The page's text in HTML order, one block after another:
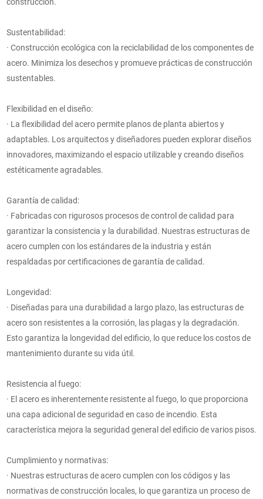
Sustentabilidad:
· Construcción ecológica con la reciclabilidad de los componentes de
acero. Minimiza los desechos y promueve prácticas de construcción
sustentables.
Flexibilidad en el diseño:
· La flexibilidad del acero permite planos de planta abiertos y
adaptables. Los arquitectos y diseñadores pueden explorar diseños
innovadores, maximizando el espacio utilizable y creando diseños
estéticamente agradables.
Garantía de calidad:
· Fabricadas con rigurosos procesos de control de calidad para
garantizar la consistencia y la durabilidad. Nuestras estructuras de
acero cumplen con los estándares de la industria y están
respaldadas por certificaciones de garantía de calidad.
Longevidad:
· Diseñadas para una durabilidad a largo plazo, las estructuras de
acero son resistentes a la corrosión, las plagas y la degradación.
Esto garantiza la longevidad del edificio, lo que reduce los costos de
mantenimiento durante su vida útil.
Resistencia al fuego:
· El acero es inherentemente resistente al fuego, lo que proporciona
una capa adicional de seguridad en caso de incendio. Esta
característica mejora la seguridad general del edificio de varios pisos.
Cumplimiento y normativas:
· Nuestras estructuras de acero cumplen con los códigos y las
normativas de construcción locales, lo que garantiza un proceso de